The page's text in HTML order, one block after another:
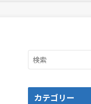
カテゴリー